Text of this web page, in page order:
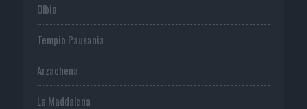
Olbia
Tempio Pausania
Arzachena
La Maddalena